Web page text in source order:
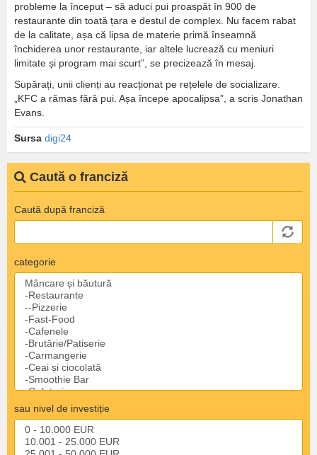
probleme la început – să aduci pui proaspăt în 900 de
restaurante din toată țara e destul de complex. Nu facem rabat
de la calitate, așa că lipsa de materie primă înseamnă
închiderea unor restaurante, iar altele lucrează cu meniuri
limitate și program mai scurt”, se precizează în mesaj.
Supărați, unii clienți au reacționat pe rețelele de socializare.
„KFC a rămas fără pui. Așa începe apocalipsa”, a scris Jonathan
Evans.
Sursa digi24
Caută o franciză
Caută după franciză
categorie
sau nivel de investiție